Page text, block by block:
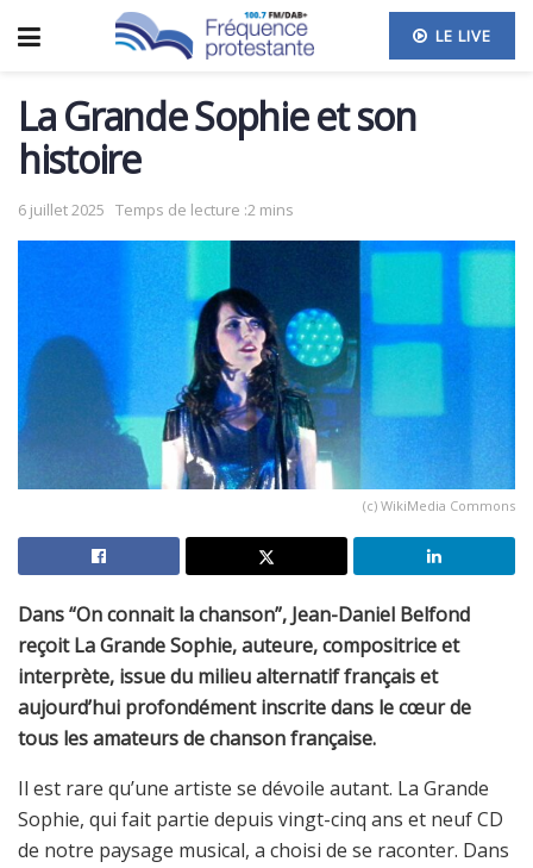
LE LIVE
La Grande Sophie et son
histoire
6 juillet 2025 Temps de lecture :2 mins
(c) WikiMedia Commons
Dans “On connait la chanson”, Jean-Daniel Belfond
reçoit La Grande Sophie, auteure, compositrice et
interprète, issue du milieu alternatif français et
aujourd’hui profondément inscrite dans le cœur de
tous les amateurs de chanson française.
Il est rare qu’une artiste se dévoile autant. La Grande
Sophie, qui fait partie depuis vingt-cinq ans et neuf CD
de notre paysage musical, a choisi de se raconter. Dans